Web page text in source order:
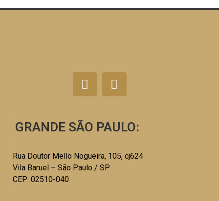
GRANDE SÃO PAULO:
Rua Doutor Mello Nogueira, 105, cj624
Vila Baruel – São Paulo / SP
CEP: 02510-040